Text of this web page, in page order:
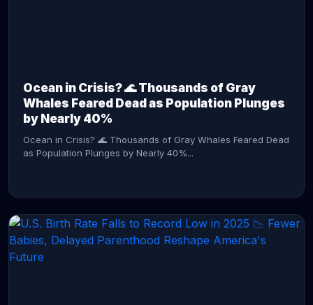
Ocean in Crisis? 🌊 Thousands of Gray
Whales Feared Dead as Population Plunges
by Nearly 40%
Ocean in Crisis? 🌊 Thousands of Gray Whales Feared Dead
as Population Plunges by Nearly 40%...